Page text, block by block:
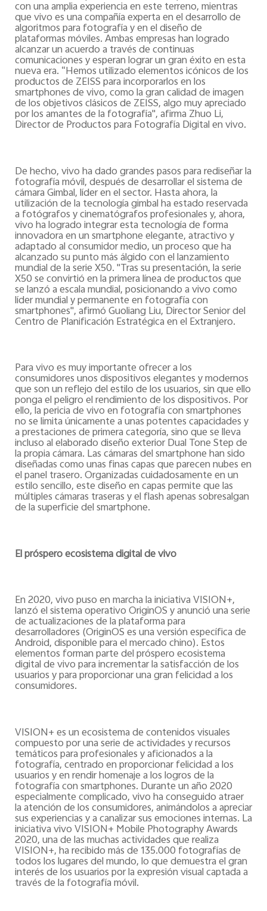
con una amplia experiencia en este terreno, mientras
que vivo es una compañía experta en el desarrollo de
algoritmos para fotografía y en el diseño de
plataformas móviles. Ambas empresas han logrado
alcanzar un acuerdo a través de continuas
comunicaciones y esperan lograr un gran éxito en esta
nueva era. “Hemos utilizado elementos icónicos de los
productos de ZEISS para incorporarlos en los
smartphones de vivo, como la gran calidad de imagen
de los objetivos clásicos de ZEISS, algo muy apreciado
por los amantes de la fotografía", afirma Zhuo Li,
Director de Productos para Fotografía Digital en vivo.
De hecho, vivo ha dado grandes pasos para rediseñar la
fotografía móvil, después de desarrollar el sistema de
cámara Gimbal, líder en el sector. Hasta ahora, la
utilización de la tecnología gimbal ha estado reservada
a fotógrafos y cinematógrafos profesionales y, ahora,
vivo ha logrado integrar esta tecnología de forma
innovadora en un smartphone elegante, atractivo y
adaptado al consumidor medio, un proceso que ha
alcanzado su punto más álgido con el lanzamiento
mundial de la serie X50. "Tras su presentación, la serie
X50 se convirtió en la primera línea de productos que
se lanzó a escala mundial, posicionando a vivo como
líder mundial y permanente en fotografía con
smartphones", afirmó Guoliang Liu, Director Senior del
Centro de Planificación Estratégica en el Extranjero.
Para vivo es muy importante ofrecer a los
consumidores unos dispositivos elegantes y modernos
que son un reflejo del estilo de los usuarios, sin que ello
ponga el peligro el rendimiento de los dispositivos. Por
ello, la pericia de vivo en fotografía con smartphones
no se limita únicamente a unas potentes capacidades y
a prestaciones de primera categoría, sino que se lleva
incluso al elaborado diseño exterior Dual Tone Step de
la propia cámara. Las cámaras del smartphone han sido
diseñadas como unas finas capas que parecen nubes en
el panel trasero. Organizadas cuidadosamente en un
estilo sencillo, este diseño en capas permite que las
múltiples cámaras traseras y el flash apenas sobresalgan
de la superficie del smartphone.
El próspero ecosistema digital de vivo
En 2020, vivo puso en marcha la iniciativa VISION+,
lanzó el sistema operativo OriginOS y anunció una serie
de actualizaciones de la plataforma para
desarrolladores (OriginOS es una versión específica de
Android, disponible para el mercado chino). Estos
elementos forman parte del próspero ecosistema
digital de vivo para incrementar la satisfacción de los
usuarios y para proporcionar una gran felicidad a los
consumidores.
VISION+ es un ecosistema de contenidos visuales
compuesto por una serie de actividades y recursos
temáticos para profesionales y aficionados a la
fotografía, centrado en proporcionar felicidad a los
usuarios y en rendir homenaje a los logros de la
fotografía con smartphones. Durante un año 2020
especialmente complicado, vivo ha conseguido atraer
la atención de los consumidores, animándolos a apreciar
sus experiencias y a canalizar sus emociones internas. La
iniciativa vivo VISION+ Mobile Photography Awards
2020, una de las muchas actividades que realiza
VISION+, ha recibido más de 135.000 fotografías de
todos los lugares del mundo, lo que demuestra el gran
interés de los usuarios por la expresión visual captada a
través de la fotografía móvil.